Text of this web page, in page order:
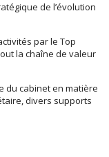
de l’évolution
par le Top
la chaîne de valeur
du cabinet en matière
divers supports